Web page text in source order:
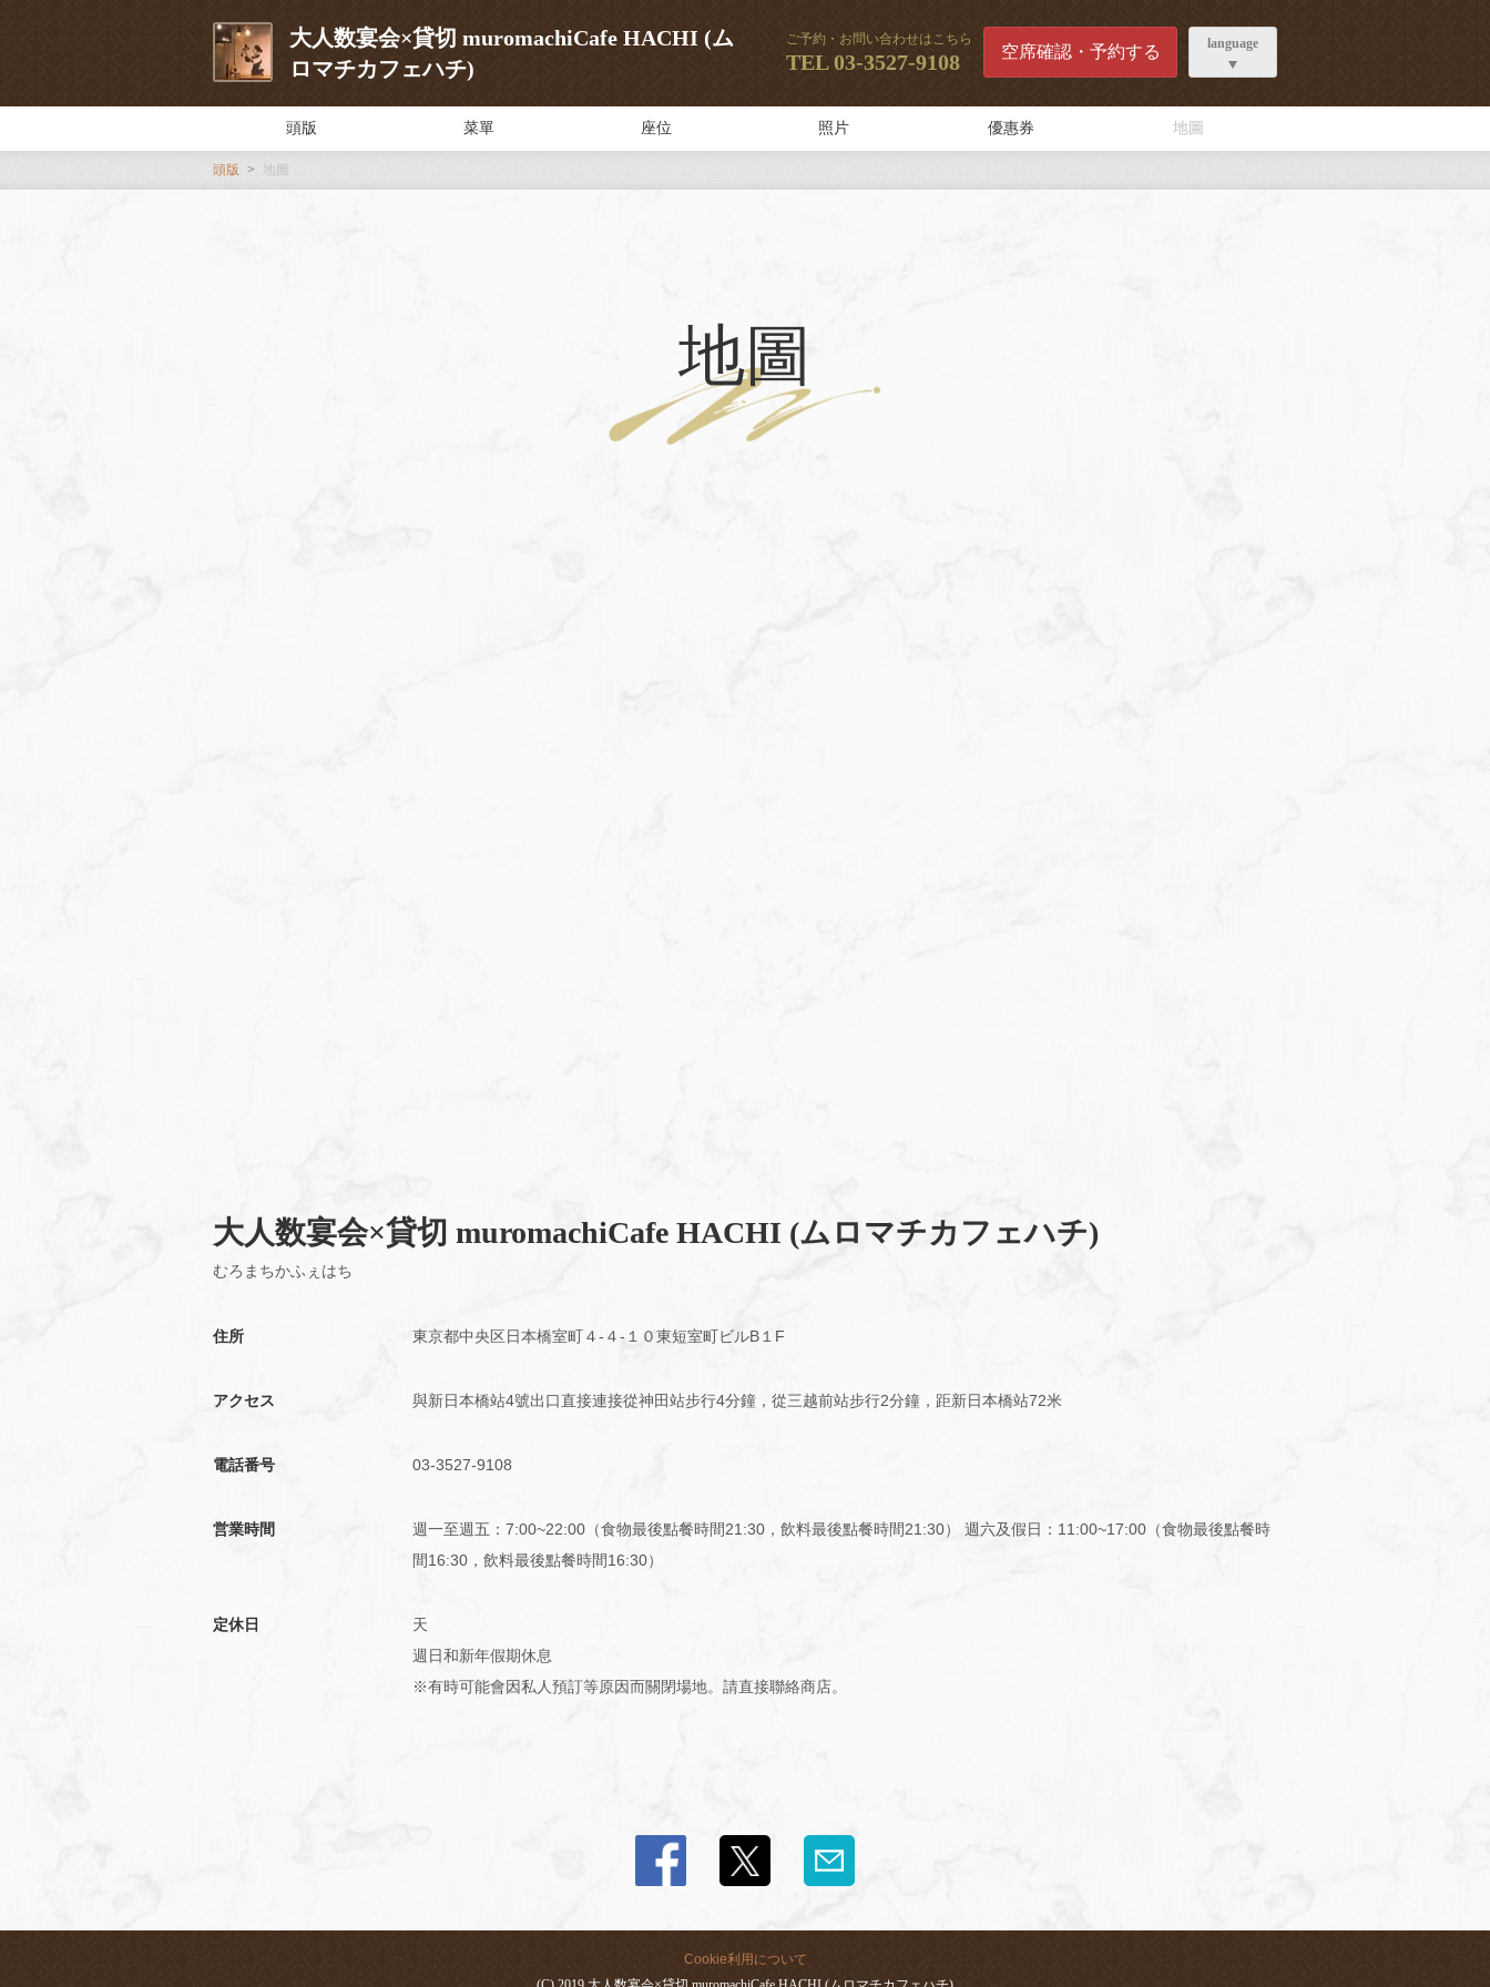
大人数宴会×貸切 muromachiCafe HACHI (ム
ロマチカフェハチ)
ご予約・お問い合わせはこちら
TEL03-3527-9108 空席確認・予約する language
頭版 菜單 座位 照片 優惠券 地圖
頭版 地圖
地圖
大人数宴会×貸切 muromachiCafe HACHI (ムロマチカフェハチ)
むろまちかふぇはち
住所 東京都中央区日本橋室町４-４-１０東短室町ビルB１F
アクセス 與新日本橋站4號出口直接連接從神田站步行4分鐘，從三越前站步行2分鐘，距新日本橋站72米
電話番号 03-3527-9108
営業時間
週一至週五：7:00~22:00（食物最後點餐時間21:30，飲料最後點餐時間21:30） 週六及假日：11:00~17:00（食物最後點餐時
間16:30，飲料最後點餐時間16:30）
定休日
天
週日和新年假期休息
※有時可能會因私人預訂等原因而關閉場地。請直接聯絡商店。
Cookie利用について